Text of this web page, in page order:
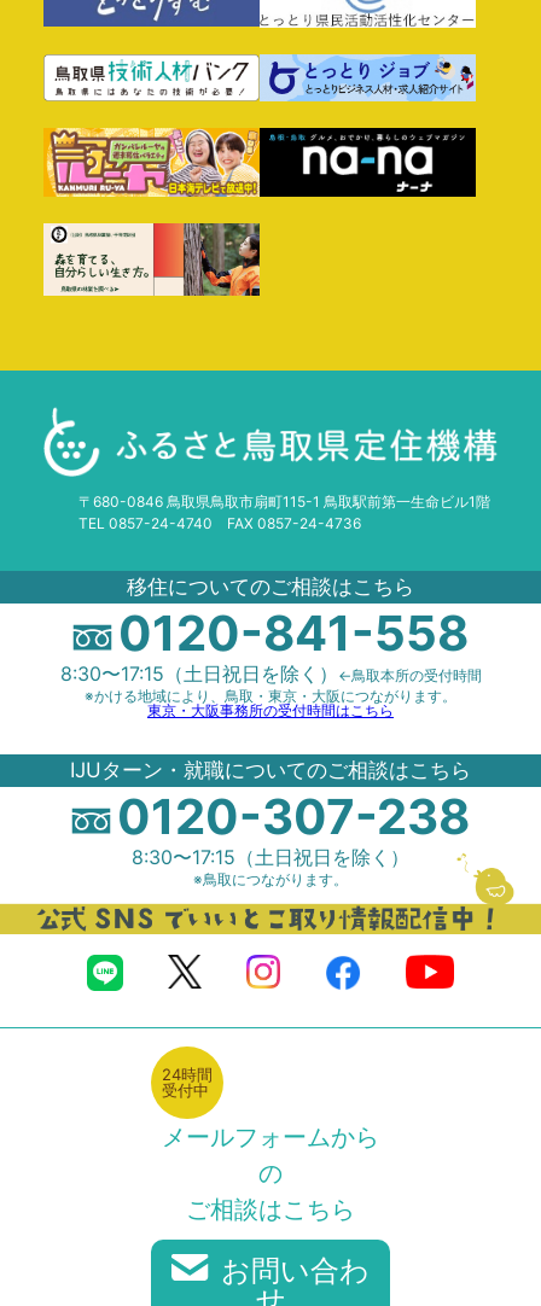
〒680-0846 鳥取県鳥取市扇町115-1 鳥取駅前第一生命ビル1階
TEL 0857-24-4740 FAX 0857-24-4736
移住についてのご相談はこちら
0120-841-558
8:30〜17:15（土日祝日を除く）
←鳥取本所の受付時間
※かける地域により、鳥取・東京・大阪につながります。
東京・大阪事務所の受付時間はこちら
IJUターン・就職についてのご相談はこちら
0120-307-238
8:30〜17:15（土日祝日を除く）
※鳥取につながります。
24時間
受付中
メールフォームから
の
ご相談はこちら
お問い合わ